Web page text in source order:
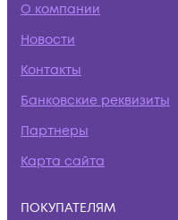
О компании
Новости
Контакты
Банковские реквизиты
Партнеры
Карта сайта
ПОКУПАТЕЛЯМ